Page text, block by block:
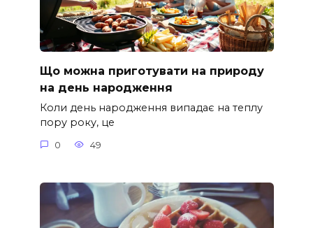
Що можна приготувати на природу
на день народження
Коли день народження випадає на теплу
пору року, це
0 49